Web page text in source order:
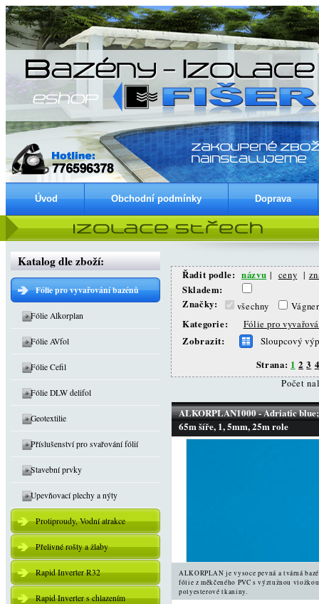
Úvod Obchodní podmínky Doprava
Katalog dle zboží:
Fólie pro vyvařování bazénů
Fólie Alkorplan
Fólie AVfol
Fólie Cefil
Fólie DLW delifol
Geotextilie
Příslušenství pro svařování fólií
Stavební prvky
Upevňovací plechy a nýty
Protiproudy, Vodní atrakce
Přelivné rošty a žlaby
Rapid Inverter R32
Rapid Inverter s chlazením
Řadit podle: názvu | ceny |
Skladem:
Značky:
všechny
Kategorie:
Fólie pro
Zobrazit:
Sloupcový
Strana: 1 2 3 4
Počet
ALKORPLAN1000 - Adriatic
65m šíře, 1, 5mm, 25m role
ALKORPLAN je vysoce pevná a tvárná
fólie z měkčeného PVC s výztužnou
polyesterové tkaniny.